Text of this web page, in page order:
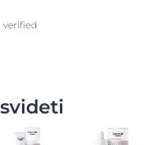
verified